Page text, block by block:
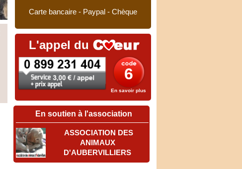
Carte bancaire - Paypal - Chèque
6
L'appel du
En savoir plus
En soutien à l'association
ASSOCIATION DES
ANIMAUX
D'AUBERVILLIERS